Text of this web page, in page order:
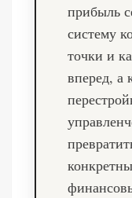
прибыль
систему
точки и
вперед, а